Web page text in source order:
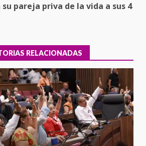
pareja priva de la vida a sus 4
RELACIONADAS